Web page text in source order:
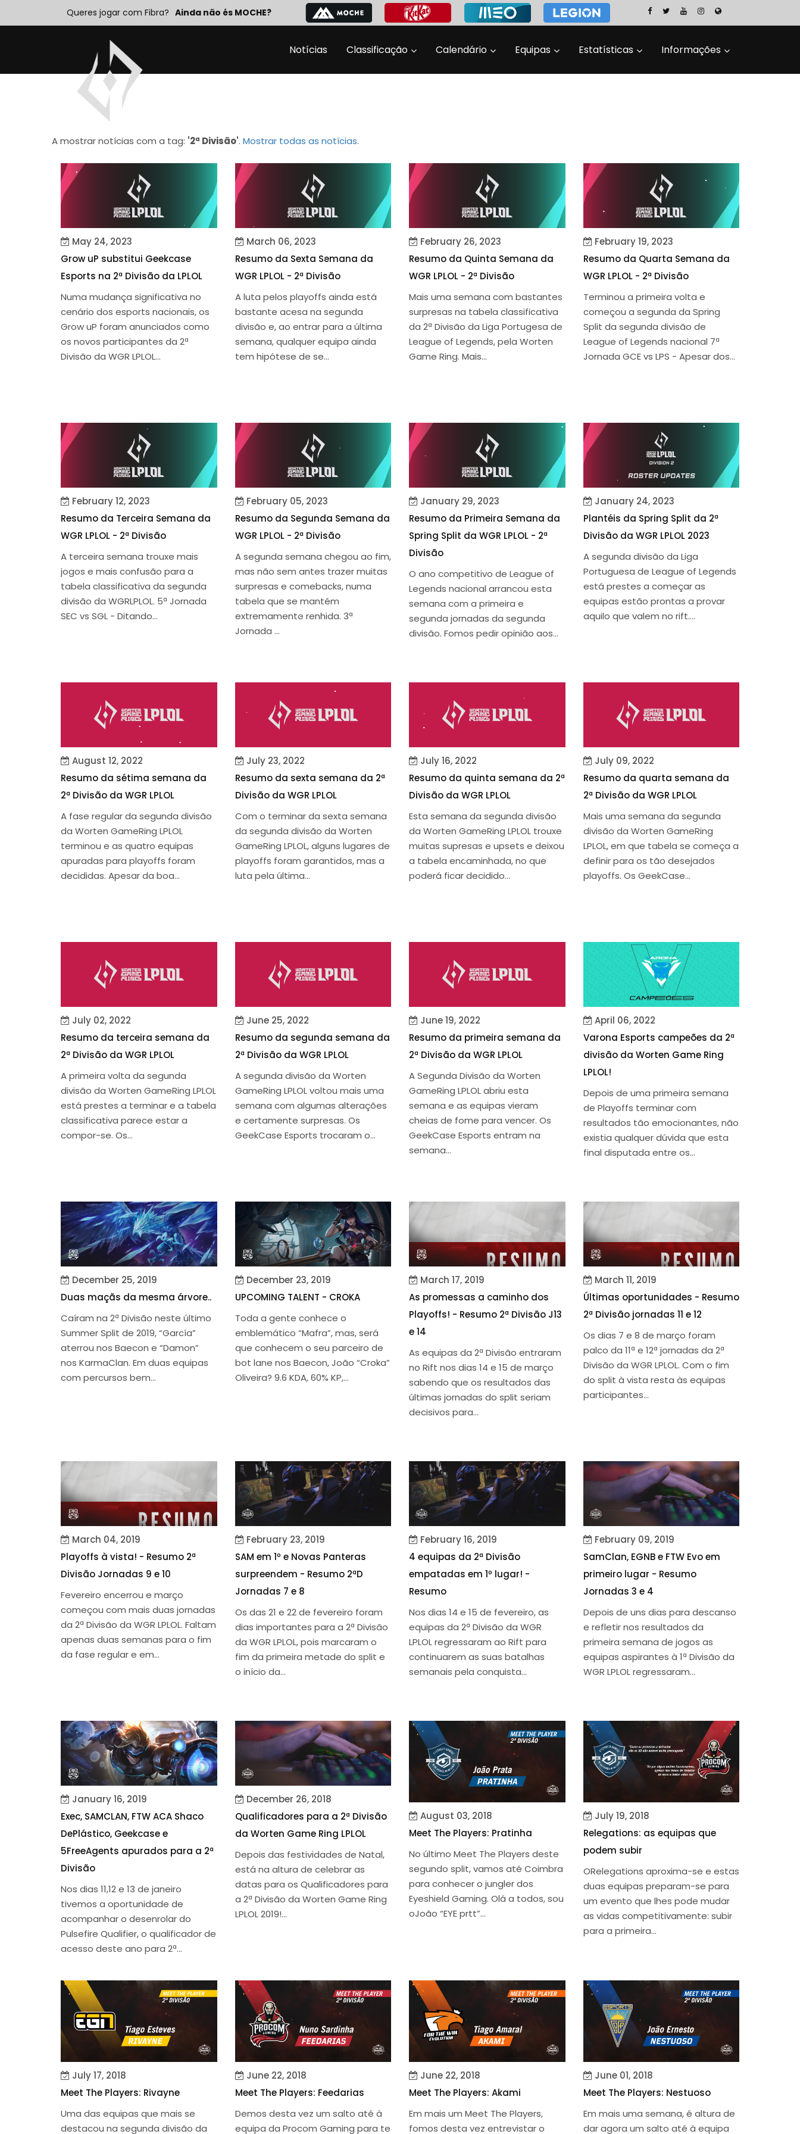
Queres jogar com Fibra? Ainda não és MOCHE?
Notícias Classificação Calendário Equipas Estatísticas Informações
A mostrar notícias com a tag: '2ª Divisão'. Mostrar todas as notícias.
May 24, 2023
Grow uP substitui Geekcase
Esports na 2ª Divisão da LPLOL
Numa mudança significativa no
cenário dos esports nacionais, os
Grow uP foram anunciados como
os novos participantes da 2ª
Divisão da WGR LPLOL...
March 06, 2023
Resumo da Sexta Semana da
WGR LPLOL - 2ª Divisão
A luta pelos playoffs ainda está
bastante acesa na segunda
divisão e, ao entrar para a última
semana, qualquer equipa ainda
tem hipótese de se...
February 26, 2023
Resumo da Quinta Semana da
WGR LPLOL - 2ª Divisão
Mais uma semana com bastantes
surpresas na tabela classificativa
da 2ª Divisão da Liga Portugesa de
League of Legends, pela Worten
Game Ring. Mais...
February 19, 2023
Resumo da Quarta Semana da
WGR LPLOL - 2ª Divisão
Terminou a primeira volta e
começou a segunda da Spring
Split da segunda divisão de
League of Legends nacional 7ª
Jornada GCE vs LPS - Apesar dos...
February 12, 2023
Resumo da Terceira Semana da
WGR LPLOL - 2ª Divisão
A terceira semana trouxe mais
jogos e mais confusão para a
tabela classificativa da segunda
divisão da WGRLPLOL. 5ª Jornada
SEC vs SGL - Ditando...
February 05, 2023
Resumo da Segunda Semana da
WGR LPLOL - 2ª Divisão
A segunda semana chegou ao fim,
mas não sem antes trazer muitas
surpresas e comebacks, numa
tabela que se mantém
extremamente renhida. 3ª
Jornada ...
January 29, 2023
Resumo da Primeira Semana da
Spring Split da WGR LPLOL - 2ª
Divisão
O ano competitivo de League of
Legends nacional arrancou esta
semana com a primeira e
segunda jornadas da segunda
divisão. Fomos pedir opinião aos...
January 24, 2023
Plantéis da Spring Split da 2ª
Divisão da WGR LPLOL 2023
A segunda divisão da Liga
Portuguesa de League of Legends
está prestes a começar as
equipas estão prontas a provar
aquilo que valem no rift....
August 12, 2022
Resumo da sétima semana da
2ª Divisão da WGR LPLOL
A fase regular da segunda divisão
da Worten GameRing LPLOL
terminou e as quatro equipas
apuradas para playoffs foram
decididas. Apesar da boa...
July 23, 2022
Resumo da sexta semana da 2ª
Divisão da WGR LPLOL
Com o terminar da sexta semana
da segunda divisão da Worten
GameRing LPLOL, alguns lugares de
playoffs foram garantidos, mas a
luta pela última...
July 16, 2022
Resumo da quinta semana da 2ª
Divisão da WGR LPLOL
Esta semana da segunda divisão
da Worten GameRing LPLOL trouxe
muitas supresas e upsets e deixou
a tabela encaminhada, no que
poderá ficar decidido...
July 09, 2022
Resumo da quarta semana da
2ª Divisão da WGR LPLOL
Mais uma semana da segunda
divisão da Worten GameRing
LPLOL, em que tabela se começa a
definir para os tão desejados
playoffs. Os GeekCase...
July 02, 2022
Resumo da terceira semana da
2ª Divisão da WGR LPLOL
A primeira volta da segunda
divisão da Worten GameRing LPLOL
está prestes a terminar e a tabela
classificativa parece estar a
compor-se. Os...
June 25, 2022
Resumo da segunda semana da
2ª Divisão da WGR LPLOL
A segunda divisão da Worten
GameRing LPLOL voltou mais uma
semana com algumas alterações
e certamente surpresas. Os
GeekCase Esports trocaram o...
June 19, 2022
Resumo da primeira semana da
2ª Divisão da WGR LPLOL
A Segunda Divisão da Worten
GameRing LPLOL abriu esta
semana e as equipas vieram
cheias de fome para vencer. Os
GeekCase Esports entram na
semana...
April 06, 2022
Varona Esports campeões da 2ª
divisão da Worten Game Ring
LPLOL!
Depois de uma primeira semana
de Playoffs terminar com
resultados tão emocionantes, não
existia qualquer dúvida que esta
final disputada entre os...
December 25, 2019
Duas maçãs da mesma árvore..
Caíram na 2ª Divisão neste último
Summer Split de 2019, “García”
aterrou nos Baecon e “Damon”
nos KarmaClan. Em duas equipas
com percursos bem...
December 23, 2019
UPCOMING TALENT - CROKA
Toda a gente conhece o
emblemático “Mafra”, mas, será
que conhecem o seu parceiro de
bot lane nos Baecon, João “Croka”
Oliveira? 9.6 KDA, 60% KP,...
March 17, 2019
As promessas a caminho dos
Playoffs! - Resumo 2ª Divisão J13
e 14
As equipas da 2ª Divisão entraram
no Rift nos dias 14 e 15 de março
sabendo que os resultados das
últimas jornadas do split seriam
decisivos para...
March 11, 2019
Últimas oportunidades - Resumo
2ª Divisão jornadas 11 e 12
Os dias 7 e 8 de março foram
palco da 11ª e 12ª jornadas da 2ª
Divisão da WGR LPLOL. Com o fim
do split à vista resta às equipas
participantes...
March 04, 2019
Playoffs à vista! - Resumo 2ª
Divisão Jornadas 9 e 10
Fevereiro encerrou e março
começou com mais duas jornadas
da 2ª Divisão da WGR LPLOL. Faltam
apenas duas semanas para o fim
da fase regular e em...
February 23, 2019
SAM em 1º e Novas Panteras
surpreendem - Resumo 2ªD
Jornadas 7 e 8
Os das 21 e 22 de fevereiro foram
dias importantes para a 2ª Divisão
da WGR LPLOL, pois marcaram o
fim da primeira metade do split e
o início da...
February 16, 2019
4 equipas da 2ª Divisão
empatadas em 1º lugar! -
Resumo
Nos dias 14 e 15 de fevereiro, as
equipas da 2ª Divisão da WGR
LPLOL regressaram ao Rift para
continuarem as suas batalhas
semanais pela conquista...
February 09, 2019
SamClan, EGNB e FTW Evo em
primeiro lugar - Resumo
Jornadas 3 e 4
Depois de uns dias para descanso
e refletir nos resultados da
primeira semana de jogos as
equipas aspirantes à 1ª Divisão da
WGR LPLOL regressaram...
January 16, 2019
Exec, SAMCLAN, FTW ACA Shaco
DePlástico, Geekcase e
5FreeAgents apurados para a 2ª
Divisão
Nos dias 11,12 e 13 de janeiro
tivemos a oportunidade de
acompanhar o desenrolar do
Pulsefire Qualifier, o qualificador de
acesso deste ano para 2ª...
December 26, 2018
Qualificadores para a 2ª Divisão
da Worten Game Ring LPLOL
Depois das festividades de Natal,
está na altura de celebrar as
datas para os Qualificadores para
a 2ª Divisão da Worten Game Ring
LPLOL 2019!...
August 03, 2018
Meet The Players: Pratinha
No último Meet The Players deste
segundo split, vamos até Coimbra
para conhecer o jungler dos
Eyeshield Gaming. Olá a todos, sou
oJoão “EYE prtt”...
July 19, 2018
Relegations: as equipas que
podem subir
ORelegations aproxima-se e estas
duas equipas preparam-se para
um evento que lhes pode mudar
as vidas competitivamente: subir
para a primeira...
July 17, 2018
Meet The Players: Rivayne
Uma das equipas que mais se
destacou na segunda divisão da
June 22, 2018
Meet The Players: Feedarias
Demos desta vez um salto até à
equipa da Procom Gaming para te
June 22, 2018
Meet The Players: Akami
Em mais um Meet The Players,
fomos desta vez entrevistar o
June 01, 2018
Meet The Players: Nestuoso
Em mais uma semana, é altura de
dar agora um salto até à equipa